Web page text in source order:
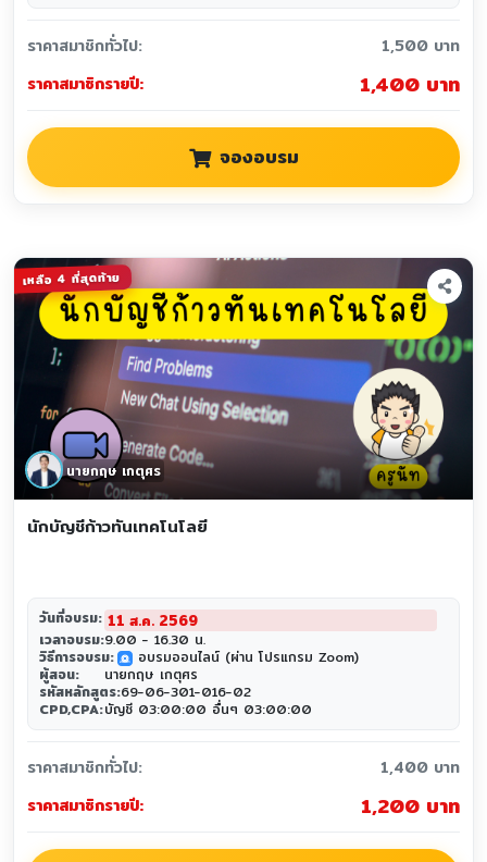
ราคาสมาชิกทั่วไป:
1,500 บาท
ราคาสมาชิกรายปี:
1,400 บาท
จองอบรม
เหลือ 4 ที่สุดท้าย
นายกฤษ เกตุศร
นักบัญชีก้าวทันเทคโนโลยี
วันที่อบรม: 11 ส.ค. 2569
เวลาอบรม:9.00 - 16.30 น.
วิธีการอบรม:
zoom
อบรมออนไลน์ (ผ่าน โปรแกรม Zoom)
ผู้สอน:
นายกฤษ เกตุศร
รหัสหลักสูตร:69-06-301-016-02
CPD,CPA:บัญชี 03:00:00 อื่นๆ 03:00:00
ราคาสมาชิกทั่วไป:
1,400 บาท
ราคาสมาชิกรายปี:
1,200 บาท